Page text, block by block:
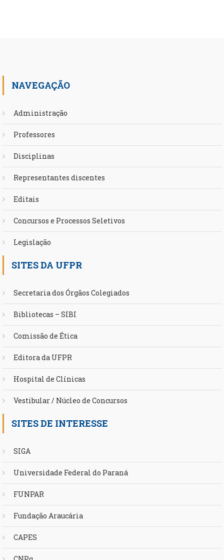
NAVEGAÇÃO
Administração
Professores
Disciplinas
Representantes discentes
Editais
Concursos e Processos Seletivos
Legislação
SITES DA UFPR
Secretaria dos Órgãos Colegiados
Bibliotecas – SIBI
Comissão de Ética
Editora da UFPR
Hospital de Clínicas
Vestibular / Núcleo de Concursos
SITES DE INTERESSE
SIGA
Universidade Federal do Paraná
FUNPAR
Fundação Araucária
CAPES